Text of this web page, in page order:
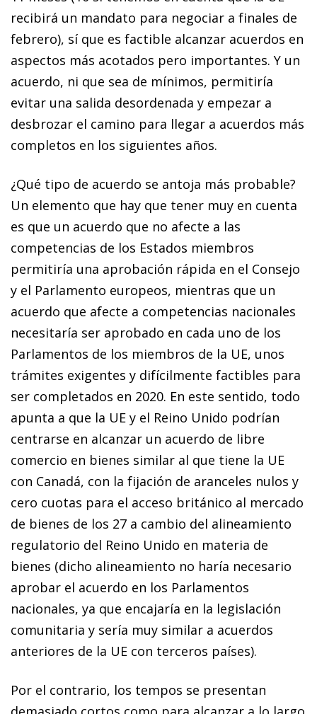
recibirá un mandato para negociar a finales de
febrero), sí que es factible alcanzar acuerdos en
aspectos más acotados pero importantes. Y un
acuerdo, ni que sea de mínimos, permitiría
evitar una salida desordenada y empezar a
desbrozar el camino para llegar a acuerdos más
completos en los siguientes años.
¿Qué tipo de acuerdo se antoja más probable?
Un elemento que hay que tener muy en cuenta
es que un acuerdo que no afecte a las
competencias de los Estados miembros
permitiría una aprobación rápida en el Consejo
y el Parlamento europeos, mientras que un
acuerdo que afecte a competencias nacionales
necesitaría ser aprobado en cada uno de los
Parlamentos de los miembros de la UE, unos
trámites exigentes y difícilmente factibles para
ser completados en 2020. En este sentido, todo
apunta a que la UE y el Reino Unido podrían
centrarse en alcanzar un acuerdo de libre
comercio en bienes similar al que tiene la UE
con Canadá, con la fijación de aranceles nulos y
cero cuotas para el acceso británico al mercado
de bienes de los 27 a cambio del alineamiento
regulatorio del Reino Unido en materia de
bienes (dicho alineamiento no haría necesario
aprobar el acuerdo en los Parlamentos
nacionales, ya que encajaría en la legislación
comunitaria y sería muy similar a acuerdos
anteriores de la UE con terceros países).
Por el contrario, los tempos se presentan